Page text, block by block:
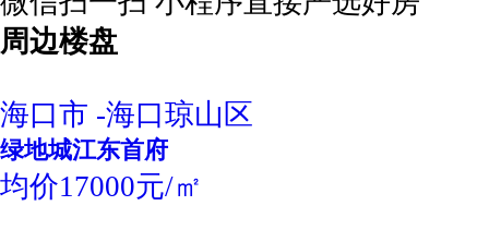
周边楼盘
海口市 -海口琼山区
绿地城江东首府
均价17000元/㎡